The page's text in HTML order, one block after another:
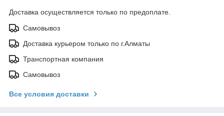
Доставка осуществляется только по предоплате.
Самовывоз
Доставка курьером только по г.Алматы
Транспортная компания
Самовывоз
Все условия доставки